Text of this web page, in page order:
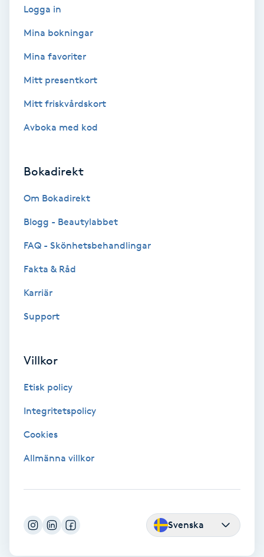
Medium
Megavolymfransar
Mesoterapi
Microshading
Mixfransar
Nagelförlängning
Nagelförlängning gelé
Nagelförlängning silke
Nagelförstärkning
Nageltrång
Logga in
Mina bokningar
Mina favoriter
Mitt presentkort
Mitt friskvårdskort
Avboka med kod
Bokadirekt
Om Bokadirekt
Blogg - Beautylabbet
FAQ - Skönhetsbehandlingar
Fakta & Råd
Karriär
Support
Villkor
Etisk policy
Integritetspolicy
Cookies
Allmänna villkor
Svenska